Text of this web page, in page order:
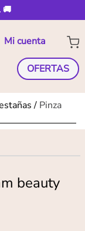
🚚
OFERTAS
Pinza
beauty